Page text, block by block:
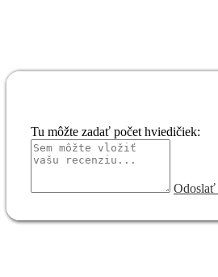
Tu môžte zadať počet hviedičiek:
Odoslať